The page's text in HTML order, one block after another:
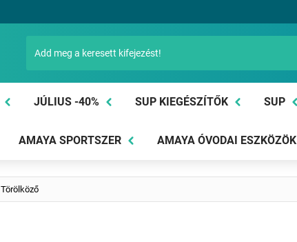
JÚLIUS -40% SUP KIEGÉSZÍTŐK SUP
AMAYA SPORTSZER AMAYA ÓVODAI ESZKÖZÖK
Törölköző